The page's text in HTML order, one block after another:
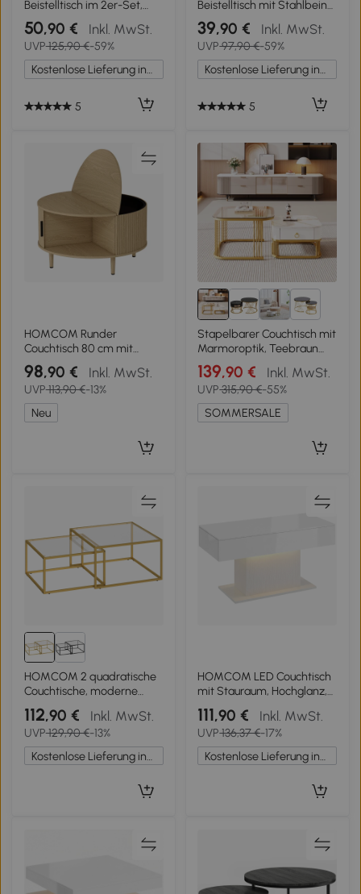
Beistelltisch im 2er-Set,
Couchtische in
Marmoroptik mit offenem
Stauraum und
Metallrahmen
50,90 € Inkl. MwSt.
UVP125,90 €-59%
Kostenlose Lieferung innerhalb Deutschlands
5
Beistelltisch mit Stahlbeine,
4 cm dicker Tischplatte
Wohnzimmertisch 100 x 50
x 45 cm Eiche+Schwarz
39,90 € Inkl. MwSt.
UVP97,90 €-59%
Kostenlose Lieferung innerhalb Deutschlands
5
HOMCOM Runder
Couchtisch 80 cm mit
klappbarer Platte und
verstecktem Stauraum,
gerillte Schiebetür,
Naturholzoptik
98,90 € Inkl. MwSt.
UVP113,90 €-13%
Neu
8+
Stapelbarer Couchtisch mit
Marmoroptik, Teebraun
Glasplatte und vergoldeten
Akzenten, zweiteiliges Set
mit Schubladen, weiß
139,90 € Inkl. MwSt.
UVP315,90 €-55%
SOMMERSALE
HOMCOM 2 quadratische
Couchtische, moderne
Nesttische mit gehärteter
Glasplatte und
Metallgestell, 75x75x42
cm, Gold
112,90 € Inkl. MwSt.
UVP129,90 €-13%
HOMCOM LED Couchtisch
mit Stauraum, Hochglanz,
Modern, 2 Schubladen &
Fernbedienung, Weiß
111,90 € Inkl. MwSt.
UVP136,37 €-17%